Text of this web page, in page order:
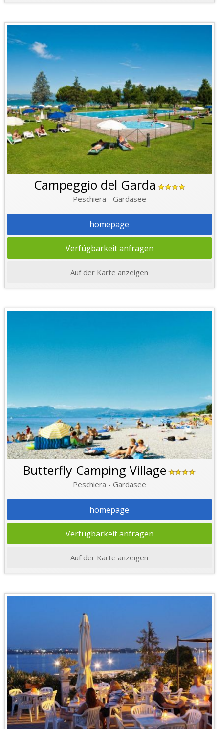
Campeggio del Garda
Peschiera - Gardasee
homepage
Verfügbarkeit anfragen
Auf der Karte anzeigen
Butterfly Camping Village
Peschiera - Gardasee
homepage
Verfügbarkeit anfragen
Auf der Karte anzeigen